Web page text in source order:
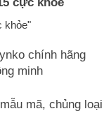
khỏe"
chính hãng
minh
mã, chủng loại